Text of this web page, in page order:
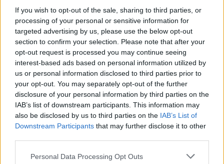
If you wish to opt-out of the sale, sharing to third parties, or
processing of your personal or sensitive information for
targeted advertising by us, please use the below opt-out
section to confirm your selection. Please note that after your
opt-out request is processed you may continue seeing
interest-based ads based on personal information utilized by
us or personal information disclosed to third parties prior to
your opt-out. You may separately opt-out of the further
disclosure of your personal information by third parties on the
IAB’s list of downstream participants. This information may
also be disclosed by us to third parties on the IAB’s List of
Downstream Participants that may further disclose it to other
Please note that this website/app uses one or more Google
Personal Data Processing Opt Outs
Διεθνή
ΔΑΣΜΟΙ
ΙΝΔΙΑ ΚΙΝΑ ΡΩΣΙΑ
Share:
Ακολουθήστε το Νewsit.gr στοGoogle Newsκαι
ενημερωθείτε πρώτοι για όλη την ειδησεογραφία και τα
τελευταία νέατης ημέρας
Πιο δημοφιλή